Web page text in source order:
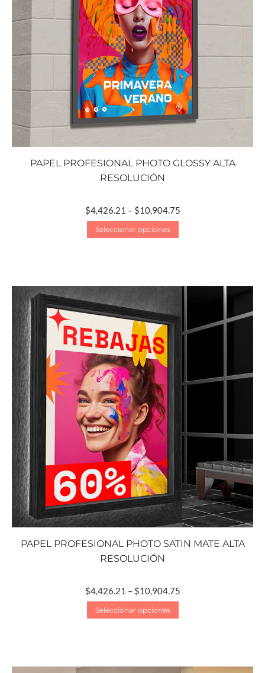
PAPEL PROFESIONAL PHOTO GLOSSY ALTA
RESOLUCIÓN
$4,426.21 – $10,904.75
Seleccionar opciones
PAPEL PROFESIONAL PHOTO SATIN MATE ALTA
RESOLUCIÓN
$4,426.21 – $10,904.75
Seleccionar opciones